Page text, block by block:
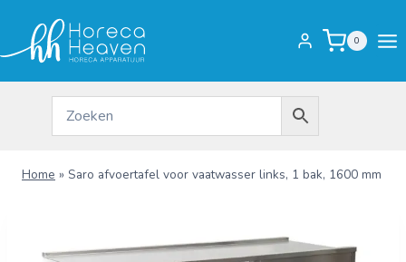
inhoud
0
Home » Saro afvoertafel voor vaatwasser links, 1 bak, 1600 mm